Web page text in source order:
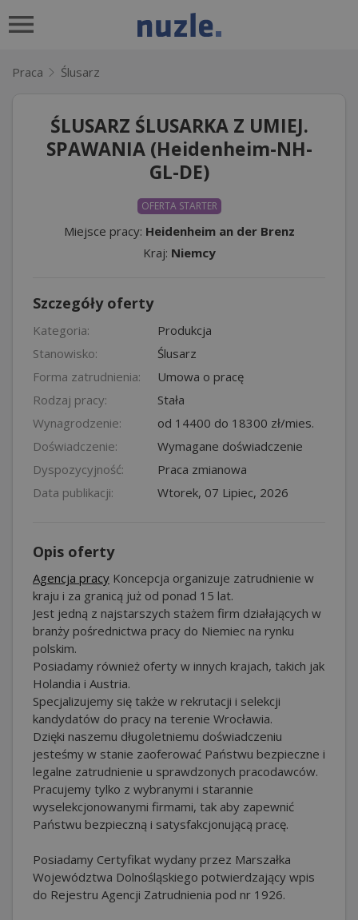
Praca Ślusarz
ŚLUSARZ ŚLUSARKA Z UMIEJ.
SPAWANIA (Heidenheim-NH-
GL-DE)
OFERTA STARTER
Miejsce pracy: Heidenheim an der Brenz
Kraj: Niemcy
Szczegóły oferty
Kategoria:
Produkcja
Stanowisko:
Ślusarz
Forma zatrudnienia:
Umowa o pracę
Rodzaj pracy:
Stała
Wynagrodzenie:
od 14400 do 18300 zł/mies.
Doświadczenie:
Wymagane doświadczenie
Dyspozycyjność:
Praca zmianowa
Data publikacji:
Wtorek, 07 Lipiec, 2026
Opis oferty
Agencja pracy Koncepcja organizuje zatrudnienie w
kraju i za granicą już od ponad 15 lat.
Jest jedną z najstarszych stażem firm działających w
branży pośrednictwa pracy do Niemiec na rynku
polskim.
Posiadamy również oferty w innych krajach, takich jak
Holandia i Austria.
Specjalizujemy się także w rekrutacji i selekcji
kandydatów do pracy na terenie Wrocławia.
Dzięki naszemu długoletniemu doświadczeniu
jesteśmy w stanie zaoferować Państwu bezpieczne i
legalne zatrudnienie u sprawdzonych pracodawców.
Pracujemy tylko z wybranymi i starannie
wyselekcjonowanymi firmami, tak aby zapewnić
Państwu bezpieczną i satysfakcjonującą pracę.
Posiadamy Certyfikat wydany przez Marszałka
Województwa Dolnośląskiego potwierdzający wpis
do Rejestru Agencji Zatrudnienia pod nr 1926.